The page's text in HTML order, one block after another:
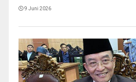
9 Juni 2026